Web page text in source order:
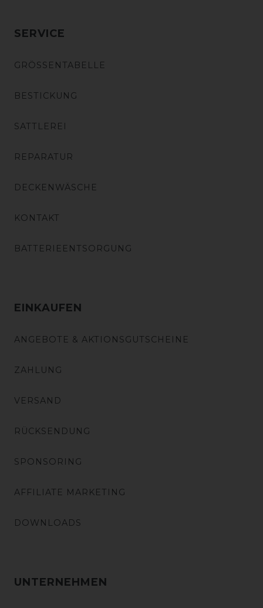
SERVICE
GRÖSSENTABELLE
BESTICKUNG
SATTLEREI
REPARATUR
DECKENWÄSCHE
KONTAKT
BATTERIEENTSORGUNG
EINKAUFEN
ANGEBOTE & AKTIONSGUTSCHEINE
ZAHLUNG
VERSAND
RÜCKSENDUNG
SPONSORING
AFFILIATE MARKETING
DOWNLOADS
UNTERNEHMEN